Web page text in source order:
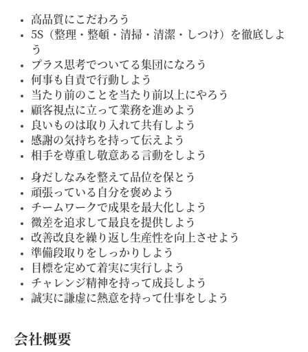
高品質にこだわろう
5S（整理・整頓・清掃・清潔・しつけ）を徹底しよ
う
プラス思考でついてる集団になろう
何事も自責で行動しよう
当たり前のことを当たり前以上にやろう
顧客視点に立って業務を進めよう
良いものは取り入れて共有しよう
感謝の気持ちを持って伝えよう
相手を尊重し敬意ある言動をしよう
身だしなみを整えて品位を保とう
頑張っている自分を褒めよう
チームワークで成果を最大化しよう
微差を追求して最良を提供しよう
改善改良を繰り返し生産性を向上させよう
準備段取りをしっかりしよう
目標を定めて着実に実行しよう
チャレンジ精神を持って成長しよう
誠実に謙虚に熱意を持って仕事をしよう
会社概要